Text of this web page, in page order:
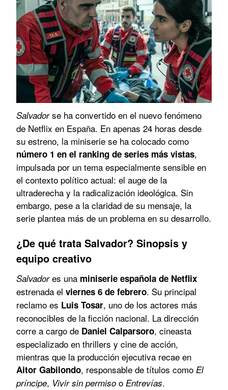
Salvadorse ha convertido en el nuevo fenómeno
de Netflix en España. En apenas 24 horas desde
su estreno, la miniserie se ha colocado como
número 1 en el ranking de series más vistas,
impulsada por un tema especialmente sensible en
el contexto político actual: el auge de la
ultraderecha y la radicalización ideológica. Sin
embargo, pese a la claridad de su mensaje, la
serie plantea más de un problema en su desarrollo.
¿De qué trata Salvador? Sinopsis y
equipo creativo
Salvadores una miniserie española de Netflix
estrenada el viernes 6 de febrero. Su principal
reclamo es Luis Tosar, uno de los actores más
reconocibles de la ficción nacional. La dirección
corre a cargo de Daniel Calparsoro, cineasta
especializado en thrillers y cine de acción,
mientras que la producción ejecutiva recae en
Aitor Gabilondo, responsable de títulos como El
príncipe, Vivir sin permiso o Entrevías.